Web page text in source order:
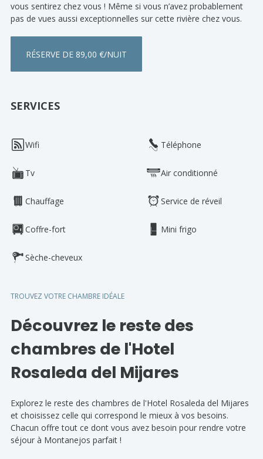
vous sentirez chez vous ! Même si vous n’avez probablement
pas de vues aussi exceptionnelles sur cette rivière chez vous.
RÉSERVE DE 89,00 €/NUIT
SERVICES
Wifi Téléphone
Tv Air conditionné
Chauffage Service de réveil
Coffre-fort Mini frigo
Sèche-cheveux
TROUVEZ VOTRE CHAMBRE IDÉALE
Découvrez le reste des
chambres de l'Hotel
Rosaleda del Mijares
Explorez le reste des chambres de l'Hotel Rosaleda del Mijares
et choisissez celle qui correspond le mieux à vos besoins.
Chacun offre tout ce dont vous avez besoin pour rendre votre
séjour à Montanejos parfait !